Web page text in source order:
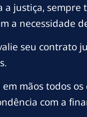
a justiça,
a necessidade
seu contrato
em mãos todos
com a